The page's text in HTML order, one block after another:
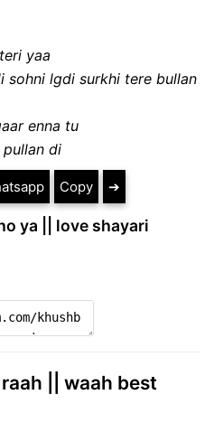
yaa
sohni lgdi surkhi tere bullan
enna tu
di
Copy ➔
ya || love shayari
|| waah best